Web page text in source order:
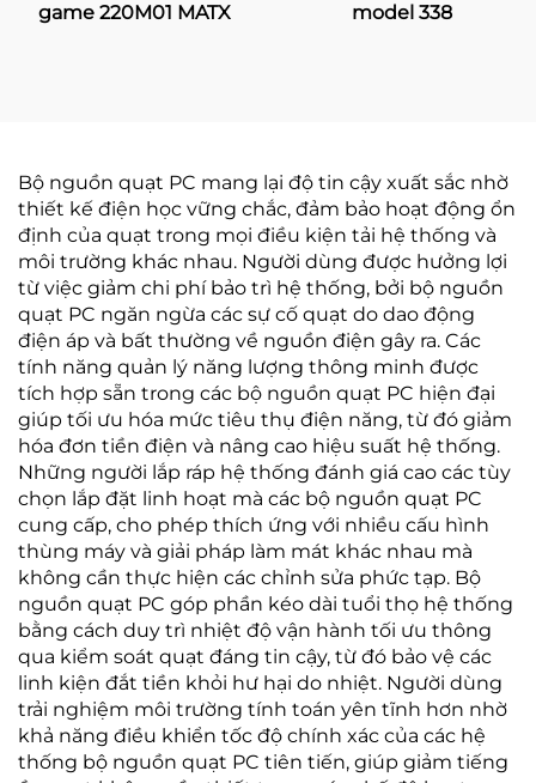
game 220M01 MATX
model 338
Bộ nguồn quạt PC mang lại độ tin cậy xuất sắc nhờ
thiết kế điện học vững chắc, đảm bảo hoạt động ổn
định của quạt trong mọi điều kiện tải hệ thống và
môi trường khác nhau. Người dùng được hưởng lợi
từ việc giảm chi phí bảo trì hệ thống, bởi bộ nguồn
quạt PC ngăn ngừa các sự cố quạt do dao động
điện áp và bất thường về nguồn điện gây ra. Các
tính năng quản lý năng lượng thông minh được
tích hợp sẵn trong các bộ nguồn quạt PC hiện đại
giúp tối ưu hóa mức tiêu thụ điện năng, từ đó giảm
hóa đơn tiền điện và nâng cao hiệu suất hệ thống.
Những người lắp ráp hệ thống đánh giá cao các tùy
chọn lắp đặt linh hoạt mà các bộ nguồn quạt PC
cung cấp, cho phép thích ứng với nhiều cấu hình
thùng máy và giải pháp làm mát khác nhau mà
không cần thực hiện các chỉnh sửa phức tạp. Bộ
nguồn quạt PC góp phần kéo dài tuổi thọ hệ thống
bằng cách duy trì nhiệt độ vận hành tối ưu thông
qua kiểm soát quạt đáng tin cậy, từ đó bảo vệ các
linh kiện đắt tiền khỏi hư hại do nhiệt. Người dùng
trải nghiệm môi trường tính toán yên tĩnh hơn nhờ
khả năng điều khiển tốc độ chính xác của các hệ
thống bộ nguồn quạt PC tiên tiến, giúp giảm tiếng